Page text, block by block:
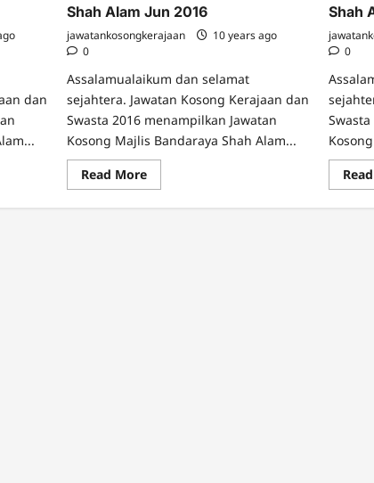
dan
Shah Alam Jun 2016
jawatankosongkerajaan
10 years ago
0
Assalamualaikum dan selamat
sejahtera. Jawatan Kosong Kerajaan dan
Swasta 2016 menampilkan Jawatan
Kosong Majlis Bandaraya Shah Alam...
Read MoreRead
more
Jawatan
Shah
0